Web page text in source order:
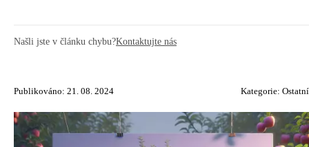
Našli jste v článku chybu?Kontaktujte nás
Publikováno: 21. 08. 2024 Kategorie: Ostatní